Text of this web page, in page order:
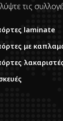
τις
laminate
με